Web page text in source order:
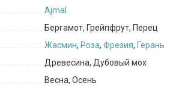
Ajmal
Бергамот, Грейпфрут, Перец
Жасмин, Роза, Фрезия, Герань
Древесина, Дубовый мох
Весна, Осень